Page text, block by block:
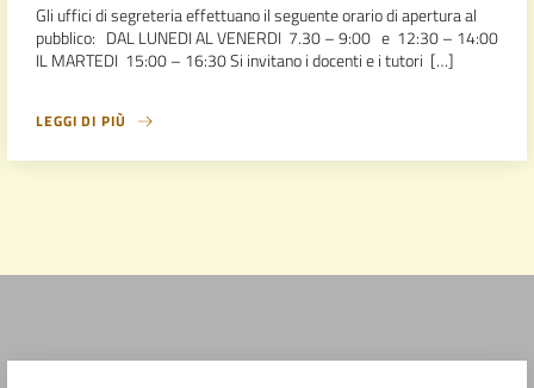
Gli uffici di segreteria effettuano il seguente orario di apertura al
pubblico: DAL LUNEDI AL VENERDI 7.30 – 9:00 e 12:30 – 14:00
IL MARTEDI 15:00 – 16:30 Si invitano i docenti e i tutori […]
LEGGI DI PIÙ